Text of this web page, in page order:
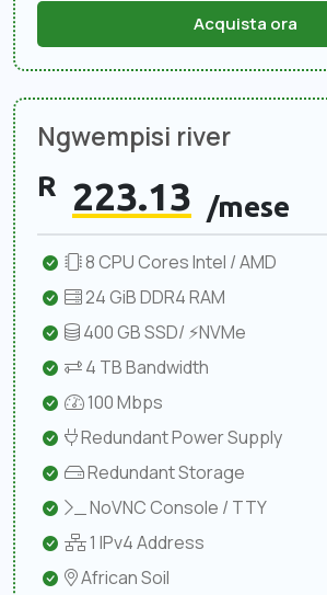
Acquista ora
Ngwempisi river
R 223.13 /mese
8 CPU Cores Intel / AMD
24 GiB DDR4 RAM
400 GB SSD/ ⚡NVMe
4 TB Bandwidth
100 Mbps
Redundant Power Supply
Redundant Storage
NoVNC Console / TTY
1 IPv4 Address
African Soil